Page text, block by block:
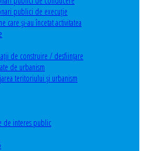
publici de execuție
care şi-au încetat activitatea
de construire / desființare
de urbanism
teritoriului şi urbanism
de interes public